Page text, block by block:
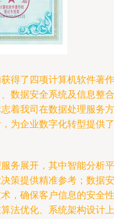
得了四项计算机软件著作
数据安全系统及信息整合
着我司在数据处理服务方
为企业数字化转型提供了
务展开，其中智能分析平
策提供精准参考；数据安
，确保客户信息的安全性
法优化、系统架构设计上